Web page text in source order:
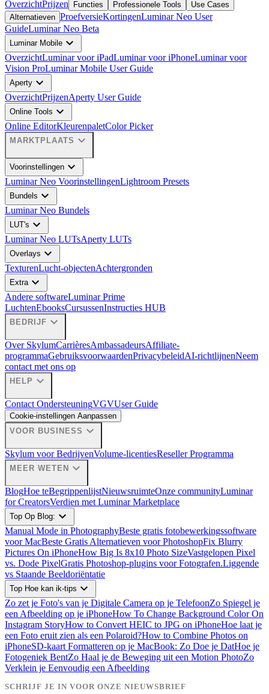
OverzichtPrijzen Functies Professionele Tools
Use Cases
Alternatieven ProefversieKortingenLuminar Neo User
GuideLuminar Neo Beta
Luminar Mobile expand_more
OverzichtLuminar voor iPadLuminar voor iPhoneLuminar voor
Vision ProLuminar Mobile User Guide
Aperty expand_more
OverzichtPrijzenAperty User Guide
Online Tools expand_more
Online EditorKleurenpaletColor Picker
MARKTPLAATS expand_more
Voorinstellingen expand_more
Luminar Neo VoorinstellingenLightroom Presets
Bundels expand_more
Luminar Neo Bundels
LUT's expand_more
Luminar Neo LUTsAperty LUTs
Overlays expand_more
TexturenLucht-objectenAchtergronden
Extraexpand_more
Andere softwareLuminar Prime
LuchtenEbooksCursussenInstructies HUB
BEDRIJF expand_more
Over SkylumCarrièresAmbassadeursAffiliate-
programmaGebruiksvoorwaardenPrivacybeleidAI-richtlijnenNeem
contact met ons op
HELP expand_more
Contact OndersteuningVGVUser Guide
Cookie-instellingen Aanpassen
VOOR BUSINESS expand_more
Skylum voor BedrijvenVolume-licentiesReseller Programma
MEER WETEN expand_more
BlogHoe teBegrippenlijstNieuwsruimteOnze communityLuminar
for CreatorsVerdien met Luminar Marketplace
Top Op Blog: expand_more
Manual Mode in PhotographyBeste gratis fotobewerkingssoftware
voor MacBeste Gratis Alternatieven voor PhotoshopFix Blurry
Pictures On iPhoneHow Big Is 8x10 Photo SizeVastgelopen Pixel
vs. Dode PixelGratis Photoshop-plugins voor Fotografen.Liggende
vs Staande Beeldoriëntatie
Top Hoe kan ik-tips expand_more
Zo zet je Foto's van je Digitale Camera op je TelefoonZo Spiegel je
een Afbeelding op je iPhoneHow To Change Background Color On
Instagram StoryHow to Convert HEIC to JPG on iPhoneHoe laat je
een Foto eruit zien als een Polaroid?How to Combine Photos on
iPhoneSD-kaart Formatteren op je MacBook: Zo Doe je DatHoe je
Fotogeniek BentZo Haal je de Beweging uit een Motion PhotoZo
Verklein je Eenvoudig een Afbeelding
SCHRIJF JE IN VOOR ONZE NIEUWSBRIEF